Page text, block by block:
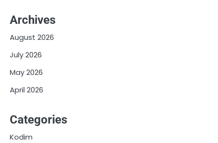
Archives
August 2026
July 2026
May 2026
April 2026
Categories
Kodim